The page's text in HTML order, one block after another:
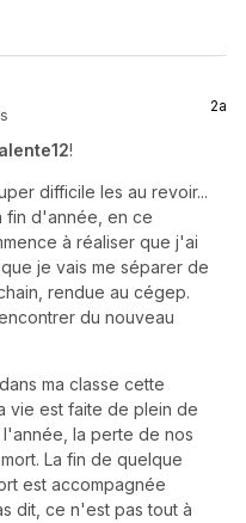
2a
!
difficile les au revoir...
fin d'année, en ce
à réaliser que j'ai
je vais me séparer de
rendue au cégep.
du nouveau
ma classe cette
vie est faite de plein de
la perte de nos
La fin de quelque
est accompagnée
dit, ce n'est pas tout à